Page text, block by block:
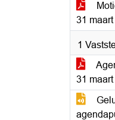
31 maart
1
31 maart